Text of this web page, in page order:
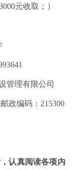
元收取；）
管理有限公司
政编码：215300
认真阅读各项内